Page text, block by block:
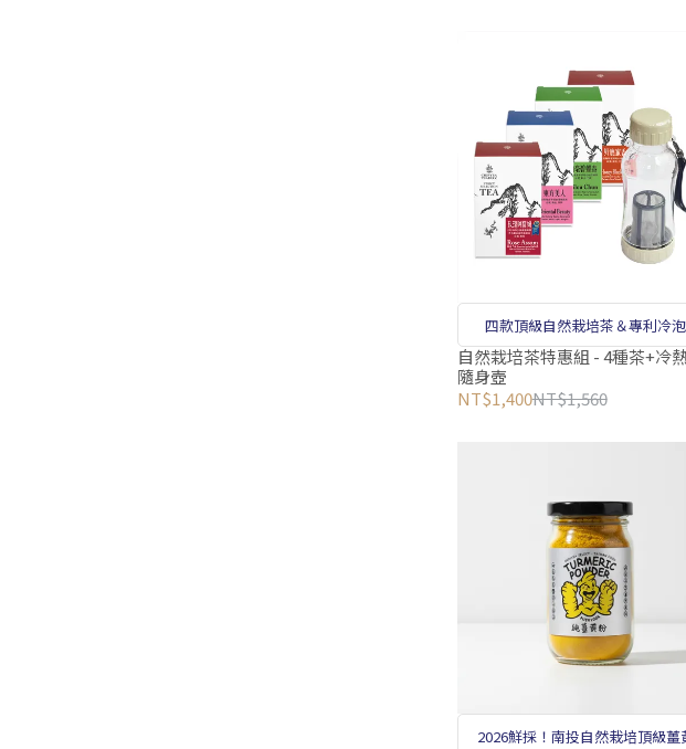
四款頂級自然栽培茶＆專利冷
自然栽培茶特惠組 - 4種茶+冷
隨身壺
NT$1,400NT$1,560
2026鮮採！南投自然栽培頂級薑